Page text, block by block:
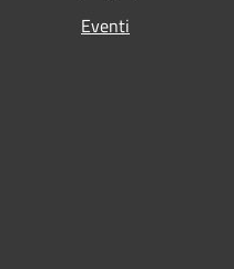
Eventi